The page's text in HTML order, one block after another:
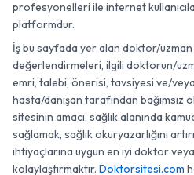
profesyonelleri ile internet
platformdur.
İş bu sayfada yer alan doktor/uzman
değerlendirmeleri, ilgili doktorun/
emri, talebi, önerisi, tavsiyesi ve/veya
hasta/danışan tarafından bağımsız
sitesinin amacı, sağlık alanında
sağlamak, sağlık okuryazarlığını
ihtiyaçlarına uygun en iyi doktor veya
kolaylaştırmaktır. Doktorsitesi.com